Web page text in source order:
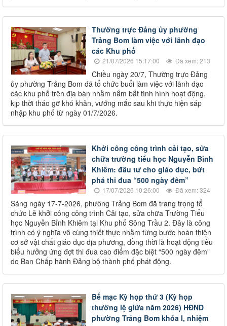
Thường trực Đảng ủy phường
Trảng Bom làm việc với lãnh đạo
các Khu phố
21/07/2026 15:17:00 Đã xem: 213
Chiều ngày 20/7, Thường trực Đảng
ủy phường Trảng Bom đã tổ chức buổi làm việc với lãnh đạo
các khu phố trên địa bàn nhằm nắm bắt tình hình hoạt động,
kịp thời tháo gỡ khó khăn, vướng mắc sau khi thực hiện sáp
nhập khu phố từ ngày 01/7/2026.
Khởi công công trình cải tạo, sửa
chữa trường tiểu học Nguyễn Bỉnh
Khiêm: đầu tư cho giáo dục, bứt
phá thi đua “500 ngày đêm”
17/07/2026 10:26:00 Đã xem: 324
Sáng ngày 17-7-2026, phường Trảng Bom đã trang trọng tổ
chức Lễ khởi công công trình Cải tạo, sửa chữa Trường Tiểu
học Nguyễn Bỉnh Khiêm tại Khu phố Sông Trầu 2. Đây là công
trình có ý nghĩa vô cùng thiết thực nhằm từng bước hoàn thiện
cơ sở vật chất giáo dục địa phương, đồng thời là hoạt động tiêu
biểu hưởng ứng đợt thi đua cao điểm đặc biệt “500 ngày đêm”
do Ban Chấp hành Đảng bộ thành phố phát động.
Bế mạc Kỳ họp thứ 3 (Kỳ họp
thường lệ giữa năm 2026) HĐND
phường Trảng Bom khóa I, nhiệm